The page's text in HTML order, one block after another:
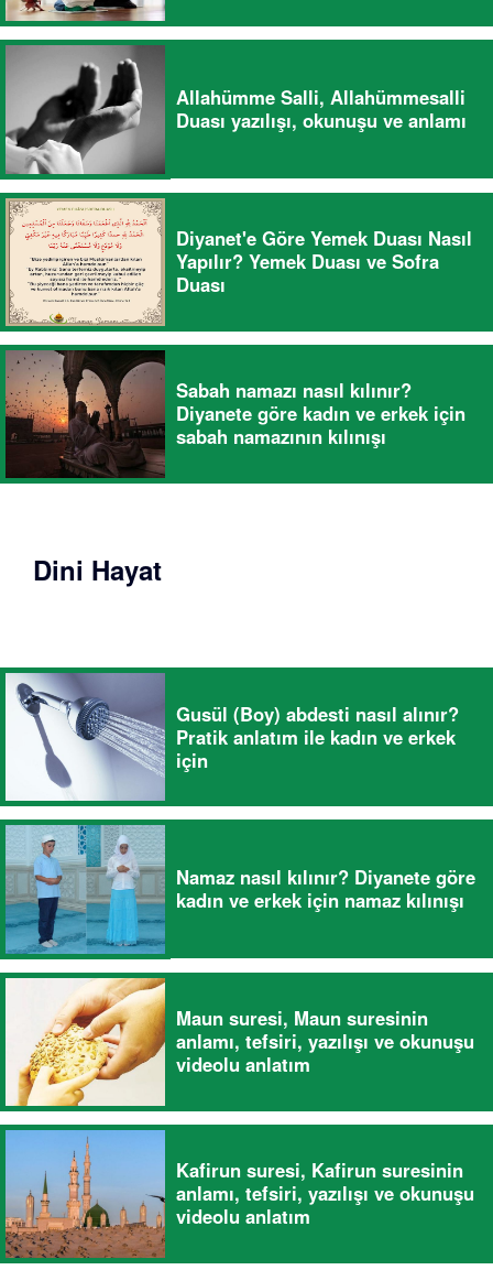
Allahümme Salli, Allahümmesalli
Duası yazılışı, okunuşu ve anlamı
Diyanet'e Göre Yemek Duası Nasıl
Yapılır? Yemek Duası ve Sofra
Duası
Sabah namazı nasıl kılınır?
Diyanete göre kadın ve erkek için
sabah namazının kılınışı
Dini Hayat
Gusül (Boy) abdesti nasıl alınır?
Pratik anlatım ile kadın ve erkek
için
Namaz nasıl kılınır? Diyanete göre
kadın ve erkek için namaz kılınışı
Maun suresi, Maun suresinin
anlamı, tefsiri, yazılışı ve okunuşu
videolu anlatım
Kafirun suresi, Kafirun suresinin
anlamı, tefsiri, yazılışı ve okunuşu
videolu anlatım